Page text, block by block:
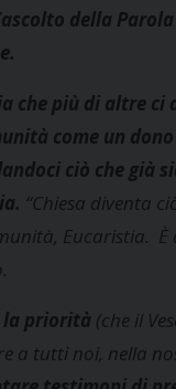
della
che più di altre ci
come un
ciò che già
“Chiesa diventa
Eucaristia. È
la priorità (che il
a tutti noi, nella